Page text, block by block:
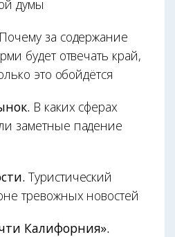
думы
Почему за содержание
будет отвечать край,
это обойдётся
В каких сферах
заметные падение
Туристический
тревожных новостей
Калифорния».